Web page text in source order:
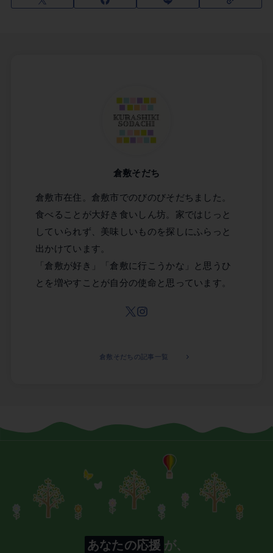
倉敷そだち
倉敷市在住。倉敷市でのびのびそだちました。
食べることが大好き食いしん坊。家ではじっと
していられず、美味しいものを探しにふらっと
出かけています。
「倉敷が好き」「倉敷に行こうかな」と思うひ
とを増やすことが自分の使命と思っています。
倉敷そだちの記事一覧
あなたの応援 が、